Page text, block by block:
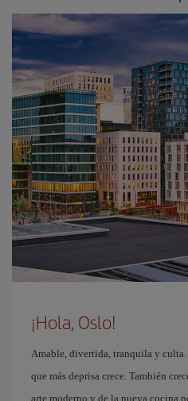
¡Hola, Oslo!
Amable, divertida, tranquila y culta.
que más deprisa crece. También
arte moderno y de la nueva cocina